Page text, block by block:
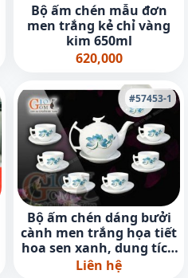
Bộ ấm chén mẫu đơn
men trắng kẻ chỉ vàng
kim 650ml
620,000
#57453-1
Bộ ấm chén dáng bưởi
cành men trắng họa tiết
hoa sen xanh, dung tích
600ml
Liên hệ